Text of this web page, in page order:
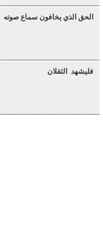
الحق الذي يخافون سماع صوته
فليشهد الثقلان